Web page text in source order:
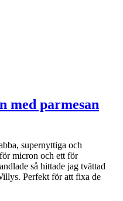
med parmesan
supernyttiga och
micron och ett för
så hittade jag tvättad
Perfekt för att fixa de